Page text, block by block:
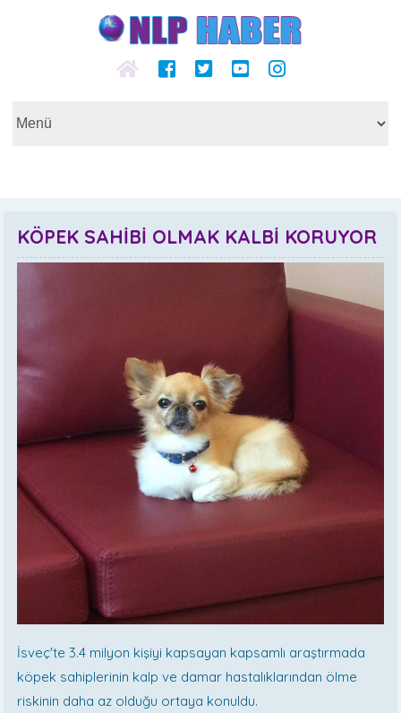
KÖPEK SAHİBİ OLMAK KALBİ KORUYOR
İsveç'te 3.4 milyon kişiyi kapsayan kapsamlı araştırmada
köpek sahiplerinin kalp ve damar hastalıklarından ölme
riskinin daha az olduğu ortaya konuldu.